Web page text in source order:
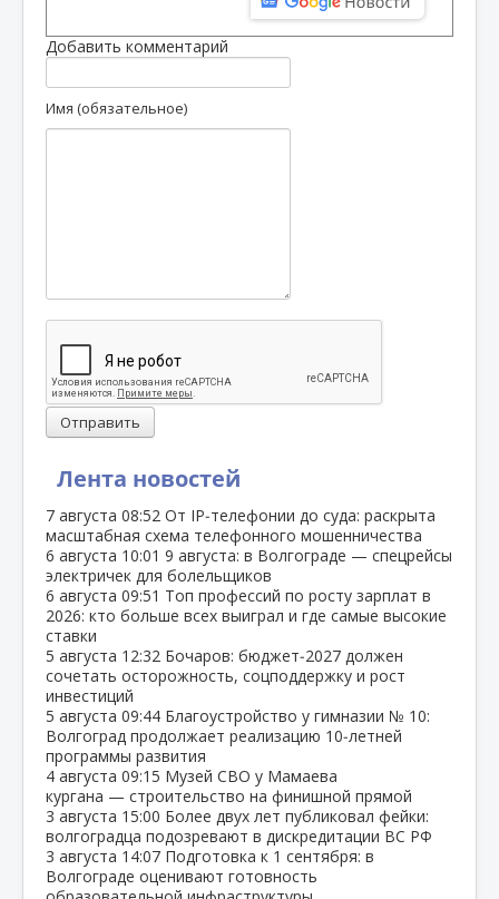
Лента новостей
7 августа 08:52 От IP‑телефонии до суда: раскрыта
масштабная схема телефонного мошенничества
6 августа 10:01 9 августа: в Волгограде — спецрейсы
электричек для болельщиков
6 августа 09:51 Топ профессий по росту зарплат в
2026: кто больше всех выиграл и где самые высокие
ставки
5 августа 12:32 Бочаров: бюджет‑2027 должен
сочетать осторожность, соцподдержку и рост
инвестиций
5 августа 09:44 Благоустройство у гимназии № 10:
Волгоград продолжает реализацию 10‑летней
программы развития
4 августа 09:15 Музей СВО у Мамаева
кургана — строительство на финишной прямой
3 августа 15:00 Более двух лет публиковал фейки:
волгоградца подозревают в дискредитации ВС РФ
3 августа 14:07 Подготовка к 1 сентября: в
Волгограде оценивают готовность
Добавить комментарий
Имя (обязательное)
Отправить